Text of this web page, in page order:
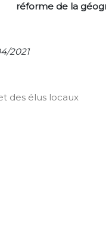
réforme de la
2021